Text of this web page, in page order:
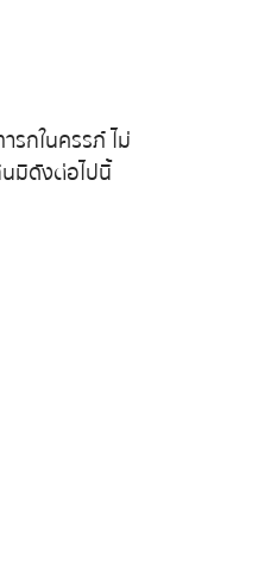
รกในครรภ์ ไม่
มีดังต่อไปนี้